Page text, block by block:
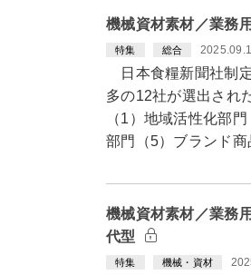
機械資材素材／業務
特集 総合
日本食糧新聞社制
多の12社が選出され
（1）地域活性化部
部門（5）ブランド
機械資材素材／業務
代型
特集 機械・資材